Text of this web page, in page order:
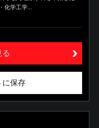
化学工学...
る
に保存